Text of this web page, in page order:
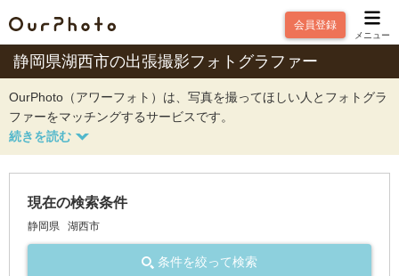
会員登録
メニュー
静岡県湖西市の出張撮影フォトグラファー
OurPhoto（アワーフォト）は、写真を撮ってほしい人とフォトグラ
ファーをマッチングするサービスです。
現在の検索条件
静岡県 湖西市
条件を絞って検索